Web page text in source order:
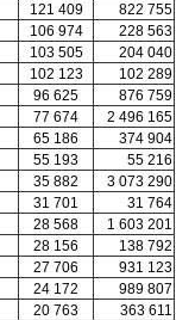
121 409
822 755
106 974
228 563
103 505
204 040
102 123
102 289
96 625
876 759
77 674
2 496 165
65 186
374 904
55 193
55 216
35 882
3 073 290
31 701
31 764
28 568
1 603 201
28 156
138 792
27 706
931 123
24 172
989 807
20 763
363 611